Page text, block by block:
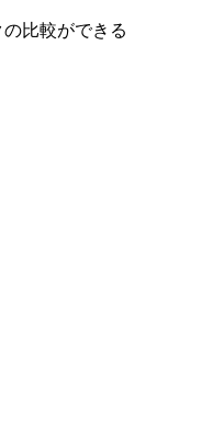
比較ができる